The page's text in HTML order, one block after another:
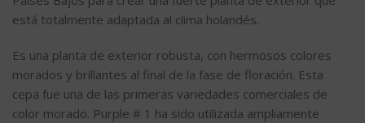
está totalmente adaptada al clima holandés.
Es una planta de exterior robusta, con hermosos colores
morados y brillantes al final de la fase de floración. Esta
cepa fue una de las primeras variedades comerciales de
color morado. Purple # 1 ha sido utilizada ampliamente